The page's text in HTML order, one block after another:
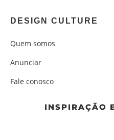
DESIGN CULTURE
Quem somos
Anunciar
Fale conosco
INSPIRAÇÃO